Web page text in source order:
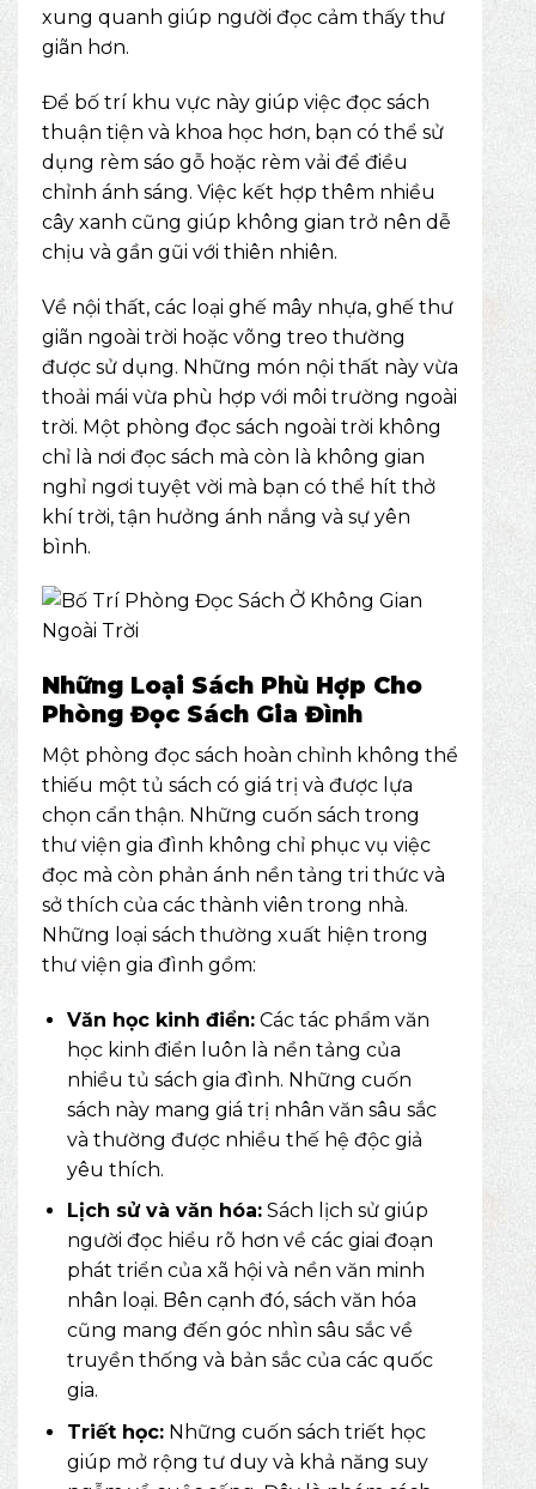
xung quanh giúp người đọc cảm thấy thư
giãn hơn.
Để bố trí khu vực này giúp việc đọc sách
thuận tiện và khoa học hơn, bạn có thể sử
dụng rèm sáo gỗ hoặc rèm vải để điều
chỉnh ánh sáng. Việc kết hợp thêm nhiều
cây xanh cũng giúp không gian trở nên dễ
chịu và gần gũi với thiên nhiên.
Về nội thất, các loại ghế mây nhựa, ghế thư
giãn ngoài trời hoặc võng treo thường
được sử dụng. Những món nội thất này vừa
thoải mái vừa phù hợp với môi trường ngoài
trời. Một phòng đọc sách ngoài trời không
chỉ là nơi đọc sách mà còn là không gian
nghỉ ngơi tuyệt vời mà bạn có thể hít thở
khí trời, tận hưởng ánh nắng và sự yên
bình.
Những Loại Sách Phù Hợp Cho
Phòng Đọc Sách Gia Đình
Một phòng đọc sách hoàn chỉnh không thể
thiếu một tủ sách có giá trị và được lựa
chọn cẩn thận. Những cuốn sách trong
thư viện gia đình không chỉ phục vụ việc
đọc mà còn phản ánh nền tảng tri thức và
sở thích của các thành viên trong nhà.
Những loại sách thường xuất hiện trong
thư viện gia đình gồm:
Văn học kinh điển:Các tác phẩm văn
học kinh điển luôn là nền tảng của
nhiều tủ sách gia đình. Những cuốn
sách này mang giá trị nhân văn sâu sắc
và thường được nhiều thế hệ độc giả
yêu thích.
Lịch sử và văn hóa:Sách lịch sử giúp
người đọc hiểu rõ hơn về các giai đoạn
phát triển của xã hội và nền văn minh
nhân loại. Bên cạnh đó, sách văn hóa
cũng mang đến góc nhìn sâu sắc về
truyền thống và bản sắc của các quốc
gia.
Triết học:Những cuốn sách triết học
giúp mở rộng tư duy và khả năng suy